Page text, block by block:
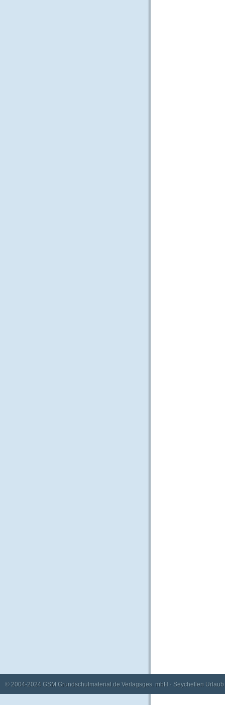
© 2004-2024 GSM Grundschulmaterial.de Verlagsges. mbH · Seychellen Urlaub